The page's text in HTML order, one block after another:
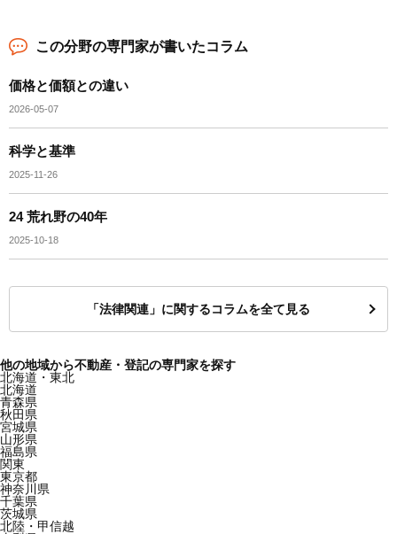
この分野の専門家が書いたコラム
価格と価額との違い
2026-05-07
科学と基準
2025-11-26
24 荒れ野の40年
2025-10-18
「法律関連」に関するコラムを全て見る
他の地域から不動産・登記の専門家を探す
北海道・東北
北海道
青森県
秋田県
宮城県
山形県
福島県
関東
東京都
神奈川県
千葉県
茨城県
北陸・甲信越